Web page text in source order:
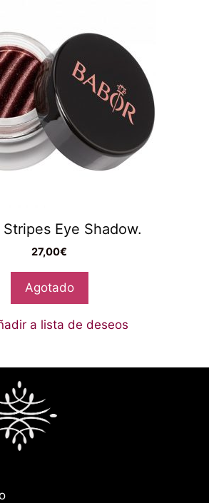
Eye Shadow.
27,00€
Agotado
a lista de deseos